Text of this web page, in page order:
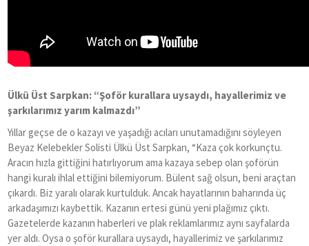
Ülkü Üst Sarpkan: “Şoför kurallara uysaydı, hayallerimiz ve
şarkılarımız yarım kalmazdı”
Yıllar geçse de o kazayı ve yaşadığı acıları unutamadığını söyleyen
Beyaz Kelebekler Solisti Ülkü Üst Sarpkan,“Kaza çok korkunçtu.
Aracın hızla gittiğini hatırlıyorum ama kazaya sebep olan şoförün
hangi kuralı ihlal ettiğini bilemiyorum. Bülent sağ olsun, beni araçtan
çıkardı. Biz yaralı olarak kurtulduk. Ancak hayatlarının baharında üç
arkadaşımızı kaybettik. Kazanın ertesi günü yeni plağımız çıktı.
Gazetelerde kazanın haberleri ve plak reklamlarımız aynı sayfalarda
yer aldı. Oysa o şoför kurallara uysaydı, hayallerimiz ve şarkılarımız